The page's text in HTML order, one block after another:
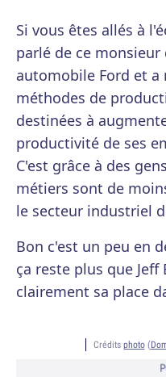
Si vous êtes allés à
parlé de ce
automobile Ford et a
méthodes de
destinées à
productivité de ses
C'est grâce à des
métiers sont de
le secteur industriel
Bon c'est un peu en
ça reste plus que Jeff
clairement sa place
Crédits photo(